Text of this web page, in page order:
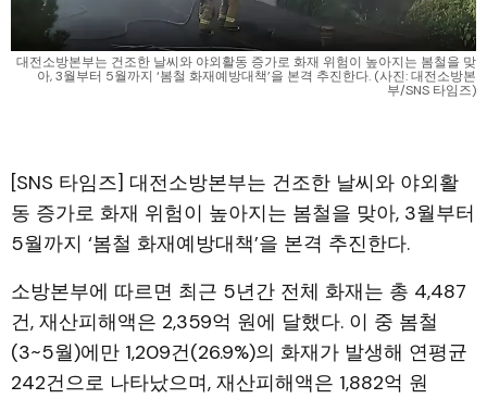
대전소방본부는 건조한 날씨와 야외활동 증가로 화재 위험이 높아지는 봄철을 맞
아, 3월부터 5월까지 ‘봄철 화재예방대책’을 본격 추진한다. (사진: 대전소방본
부/SNS 타임즈)
[SNS 타임즈] 대전소방본부는 건조한 날씨와 야외활
동 증가로 화재 위험이 높아지는 봄철을 맞아, 3월부터
5월까지 ‘봄철 화재예방대책’을 본격 추진한다.
소방본부에 따르면 최근 5년간 전체 화재는 총 4,487
건, 재산피해액은 2,359억 원에 달했다. 이 중 봄철
(3~5월)에만 1,209건(26.9%)의 화재가 발생해 연평균
242건으로 나타났으며, 재산피해액은 1,882억 원